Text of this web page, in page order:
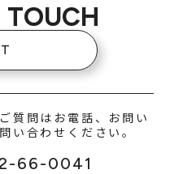
TOUCH
質問はお電話、お問い
い合わせください。
66-0041